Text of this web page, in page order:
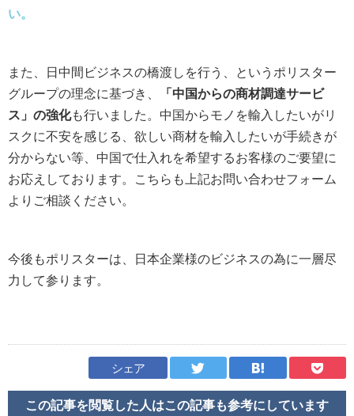
い。
また、日中間ビジネスの橋渡しを行う、というポリスター
グループの理念に基づき、
「中国からの商材調達サービ
ス」の強化も行いました。中国からモノを輸入したいがリ
スクに不安を感じる、欲しい商材を輸入したいが手続きが
分からない等、中国で仕入れを希望するお客様のご要望に
お応えしております。こちらも上記お問い合わせフォーム
よりご相談ください。
今後もポリスターは、日本企業様のビジネスの為に一層尽
力して参ります。
シェア
この記事を閲覧した人はこの記事も参考にしています